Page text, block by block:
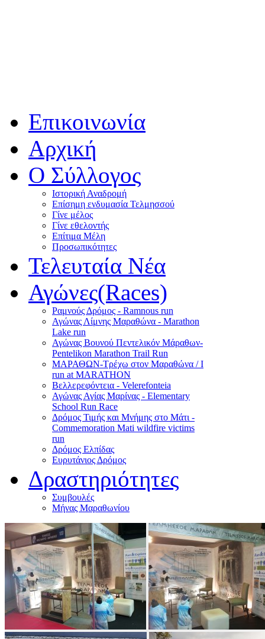
Επικοινωνία
Αρχική
Ο Σύλλογος
Ιστορική Αναδρομή
Επίσημη ενδυμασία Τελμησσού
Γίνε μέλος
Γίνε εθελοντής
Επίτιμα Μέλη
Προσωπικότητες
Τελευταία Νέα
Αγώνες(Races)
Ραμνούς Δρόμος - Ramnous run
Αγώνας Λίμνης Μαραθώνα - Marathon
Lake run
Αγώνας Βουνού Πεντελικόν Μάραθων-
Pentelikon Marathon Trail Run
ΜΑΡΑΘΩΝ-Τρέχω στον Μαραθώνα / I
run at MARATHON
Βελλερεφόντεια - Velerefonteia
Αγώνας Αγίας Μαρίνας - Elementary
School Run Race
Δρόμος Τιμής και Μνήμης στο Μάτι -
Commemoration Mati wildfire victims
run
Δρόμος Ελπίδας
Ευρυτάνιος Δρόμος
Δραστηριότητες
Συμβουλές
Μήνας Μαραθωνίου